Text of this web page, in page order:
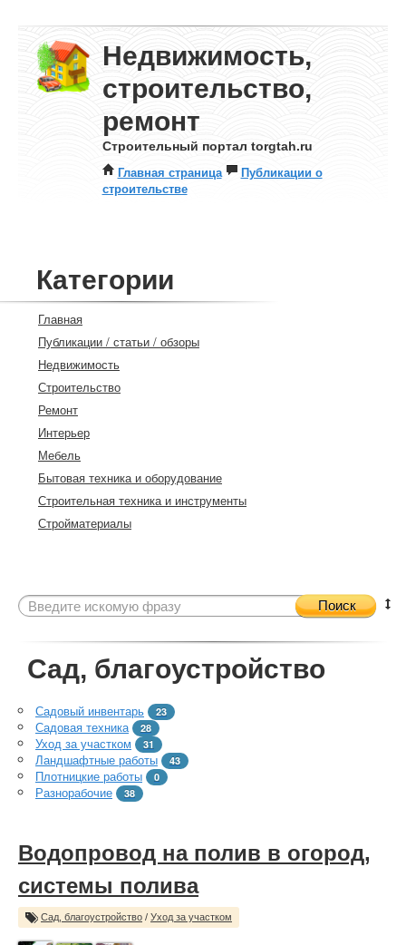
Недвижимость,
строительство,
ремонт
Строительный портал torgtah.ru
Главная страница
Публикации о
строительстве
Категории
Главная
Публикации / статьи / обзоры
Недвижимость
Строительство
Ремонт
Интерьер
Мебель
Бытовая техника и оборудование
Строительная техника и инструменты
Стройматериалы
Поиск
Сад, благоустройство
Садовый инвентарь 23
Садовая техника 28
Уход за участком 31
Ландшафтные работы 43
Плотницкие работы 0
Разнорабочие 38
Водопровод на полив в огород,
системы полива
Сад, благоустройство / Уход за участком